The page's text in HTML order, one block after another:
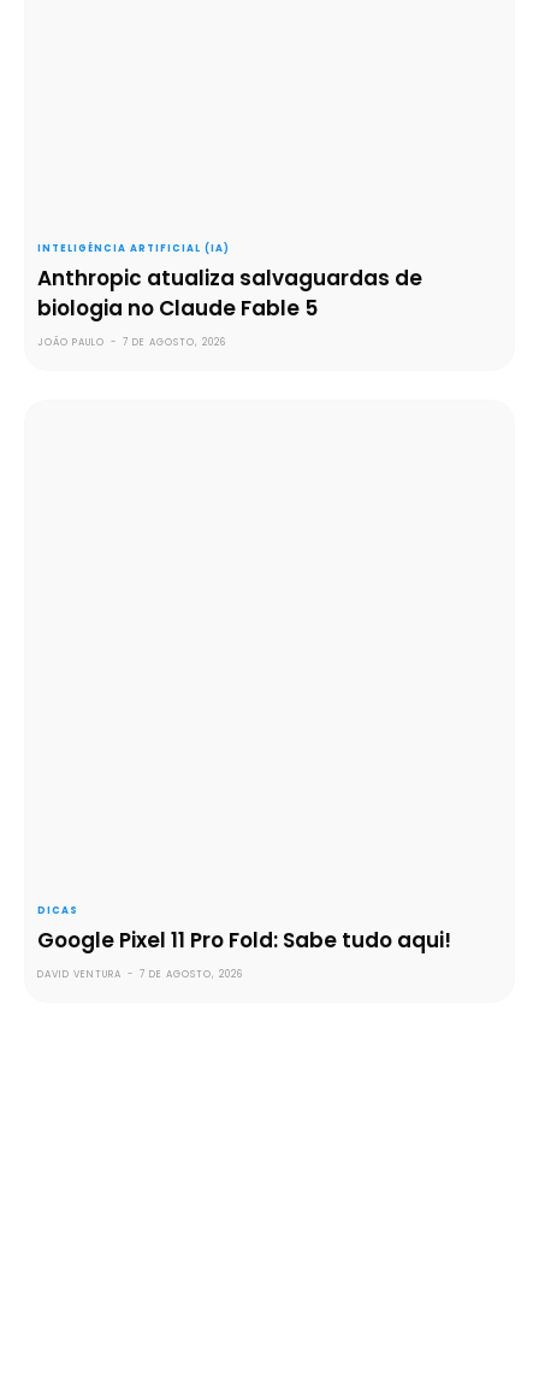
INTELIGÊNCIA ARTIFICIAL (IA)
Anthropic atualiza salvaguardas de
biologia no Claude Fable 5
JOÃO PAULO - 7 DE AGOSTO, 2026
DICAS
Google Pixel 11 Pro Fold: Sabe tudo aqui!
DAVID VENTURA - 7 DE AGOSTO, 2026